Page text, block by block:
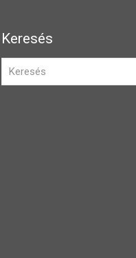
Keresés